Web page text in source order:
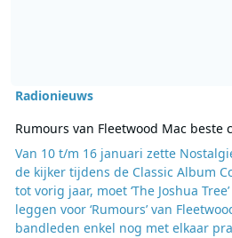
Radionieuws
Rumours van Fleetwood Mac beste
Van 10 t/m 16 januari zette
de kijker tijdens de Classic Album
tot vorig jaar, moet ‘The Joshua
leggen voor ‘Rumours’ van
bandleden enkel nog met elkaar